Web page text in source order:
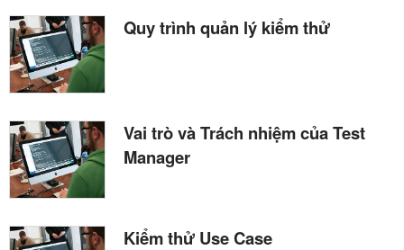
Quy trình quản lý kiểm thử
Vai trò và Trách nhiệm của Test
Manager
Kiểm thử Use Case